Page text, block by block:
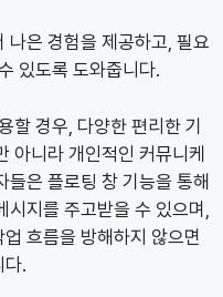
나은 경험을 제공하고, 필요
있도록 도와줍니다.
할 경우, 다양한 편리한 기
아니라 개인적인 커뮤니케
들은 플로팅 창 기능을 통해
지를 주고받을 수 있으며,
흐름을 방해하지 않으면
다.